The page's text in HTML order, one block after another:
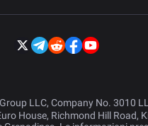
LLC, Company No. 3010
House, Richmond Hill Road,